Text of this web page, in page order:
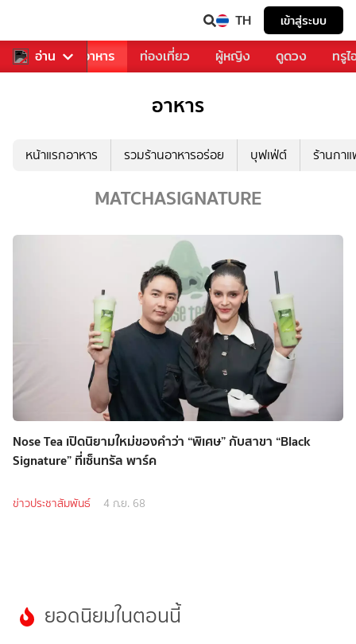
TH เข้าสู่ระบบ
อ่าน
การเพลง อาหาร ท่องเที่ยว ผู้หญิง ดูดวง ทรู
อาหาร
หน้าแรกอาหาร รวมร้านอาหารอร่อย บุฟเฟ่ต์ ร้านกา
MATCHASIGNATURE
Nose Tea เปิดนิยามใหม่ของคำว่า “พิเศษ” กับสาขา “Black
Signature” ที่เซ็นทรัล พาร์ค
ข่าวประชาสัมพันธ์ 4 ก.ย. 68
ยอดนิยมในตอนนี้